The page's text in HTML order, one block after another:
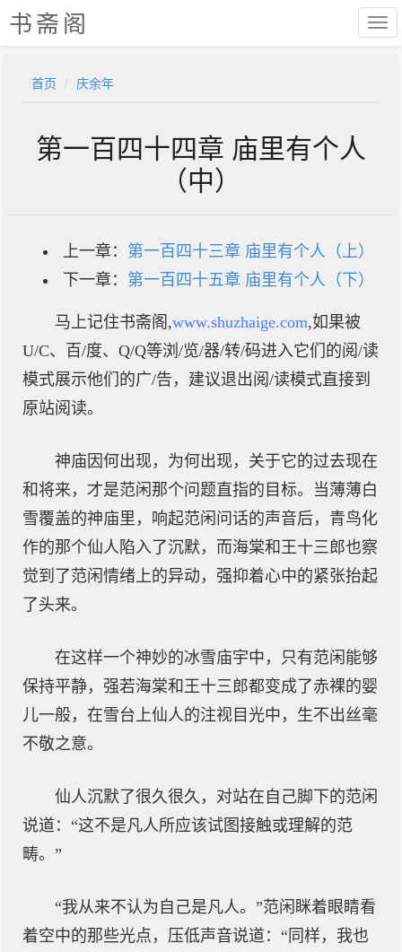
书斋阁
首页 庆余年
第一百四十四章 庙里有个人
（中）
上一章： 第一百四十三章 庙里有个人（上）
下一章： 第一百四十五章 庙里有个人（下）
马上记住书斋阁,www.shuzhaige.com,如果被
U/C、百/度、Q/Q等浏/览/器/转/码进入它们的阅/读
模式展示他们的广/告，建议退出阅/读模式直接到
原站阅读。
神庙因何出现，为何出现，关于它的过去现在
和将来，才是范闲那个问题直指的目标。当薄薄白
雪覆盖的神庙里，响起范闲问话的声音后，青鸟化
作的那个仙人陷入了沉默，而海棠和王十三郎也察
觉到了范闲情绪上的异动，强抑着心中的紧张抬起
了头来。
在这样一个神妙的冰雪庙宇中，只有范闲能够
保持平静，强若海棠和王十三郎都变成了赤裸的婴
儿一般，在雪台上仙人的注视目光中，生不出丝毫
不敬之意。
仙人沉默了很久很久，对站在自己脚下的范闲
说道：“这不是凡人所应该试图接触或理解的范
畴。”
“我从来不认为自己是凡人。”范闲眯着眼睛看
着空中的那些光点，压低声音说道：“同样，我也